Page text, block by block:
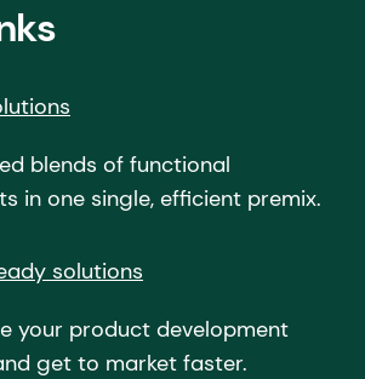
blends of functional
in one single, efficient premix.
solutions
your product development
get to market faster.